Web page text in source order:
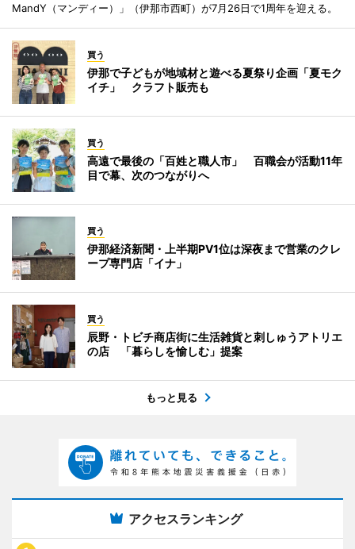
MandY（マンディー）」（伊那市西町）が7月26日で1周年を迎える。
買う
伊那で子どもが地域材と遊べる夏祭り企画「夏モク
イチ」 クラフト販売も
買う
高遠で最後の「百姓と職人市」 百職会が活動11年
目で幕、次のつながりへ
買う
伊那経済新聞・上半期PV1位は深夜まで営業のクレ
ープ専門店「イナ」
買う
辰野・トビチ商店街に生活雑貨と刺しゅうアトリエ
の店 「暮らしを愉しむ」提案
もっと見る
アクセスランキング